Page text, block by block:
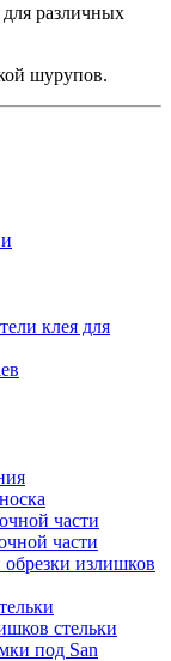
различных
шурупов.
клея для
части
части
излишков
стельки
под San